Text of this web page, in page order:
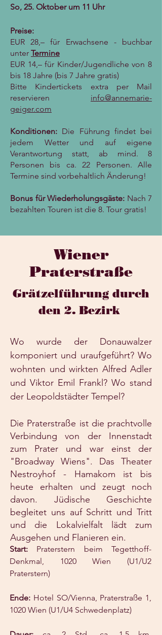
So, 25. Oktober um 11 Uhr
Preise:
EUR 28,– für Erwachsene - buchbar
unter Termine
EUR 14,– für Kinder/Jugendliche von 8
bis 18 Jahre (bis 7 Jahre gratis)
Bitte Kindertickets extra per Mail
reservieren info@annemarie-
geiger.com
Konditionen: Die Führung findet bei
jedem Wetter und auf eigene
Verantwortung statt, ab mind. 8
Personen bis ca. 22 Personen. Alle
Termine sind vorbehaltlich Änderung!
Bonus für Wiederholungsgäste: Nach 7
bezahlten Touren ist die 8. Tour gratis!
Wiener
Praterstraße
Grätzelführung durch
den 2. Bezirk
Wo wurde der Donauwalzer
komponiert und uraufgeführt? Wo
wohnten und wirkten Alfred Adler
und Viktor Emil Frankl? Wo stand
der Leopoldstädter Tempel?
Die Praterstraße ist die prachtvolle
Verbindung von der Innenstadt
zum Prater und war einst der
"Broadway Wiens". Das Theater
Nestroyhof - Hamakom ist bis
heute erhalten und zeugt noch
davon. Jüdische Geschichte
begleitet uns auf Schritt und Tritt
und die Lokalvielfalt lädt zum
Ausgehen und Flanieren ein.
Start: Praterstern beim Tegetthoff-
Denkmal, 1020 Wien (U1/U2
Praterstern)
Ende: Hotel SO/Vienna, Praterstraße 1,
1020 Wien (U1/U4 Schwedenplatz)